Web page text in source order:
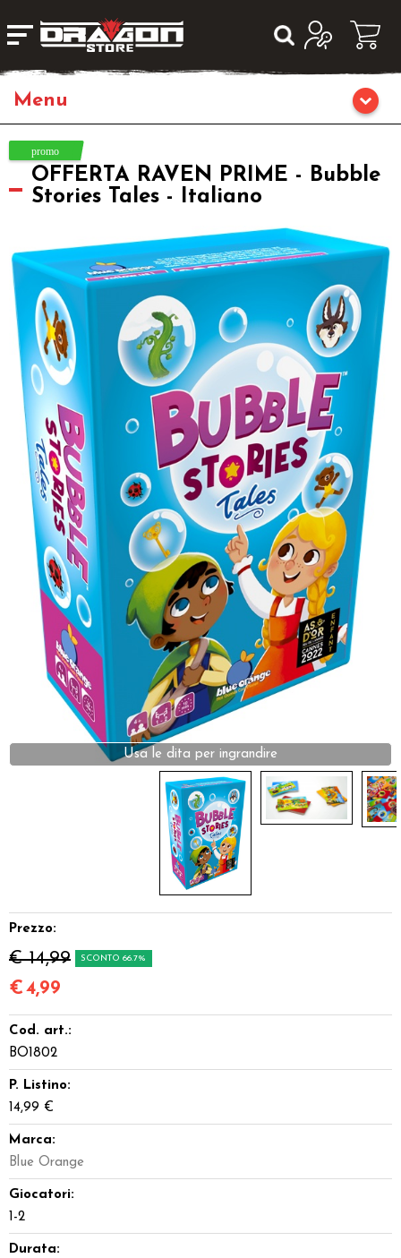
Giochi da Tavolo
Giochi di Ruolo
Fumetti & Romanzi
Giochi di Carte Collezionabili
Miniature
Dadi
Accessori
Giocattoli e Gadget
Offerte del Dragone
OFFERTA RAVEN PRIME - Bubble
Stories Tales - Italiano
Usa le dita per ingrandire
Prezzo:
€ 14,99 SCONTO 66.7%
€4,99
Cod. art.:
BO1802
P. Listino:
14,99 €
Marca:
Blue Orange
Giocatori:
1-2
Durata: